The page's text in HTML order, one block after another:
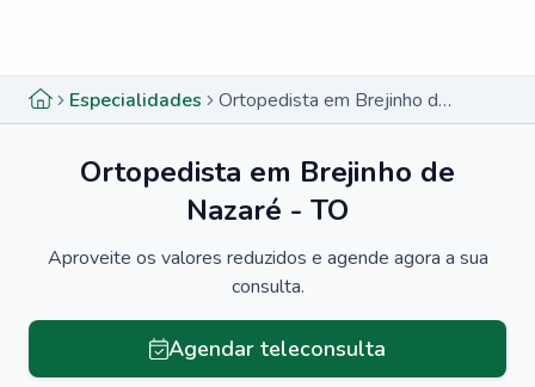
Especialidades Ortopedista em Brejinho de Nazaré - TO
Ortopedista em Brejinho de
Nazaré - TO
Aproveite os valores reduzidos e agende agora a sua
consulta.
Agendar teleconsulta